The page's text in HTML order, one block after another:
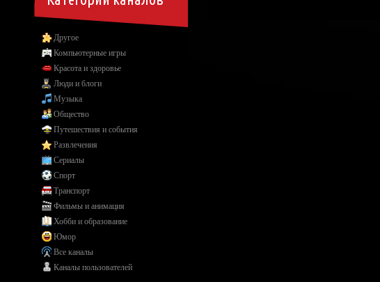
Другое
Компьютерные игры
Красота и здоровье
Люди и блоги
Музыка
Общество
Путешествия и события
Развлечения
Сериалы
Спорт
Транспорт
Фильмы и анимация
Хобби и образование
Юмор
Все каналы
Каналы пользователей